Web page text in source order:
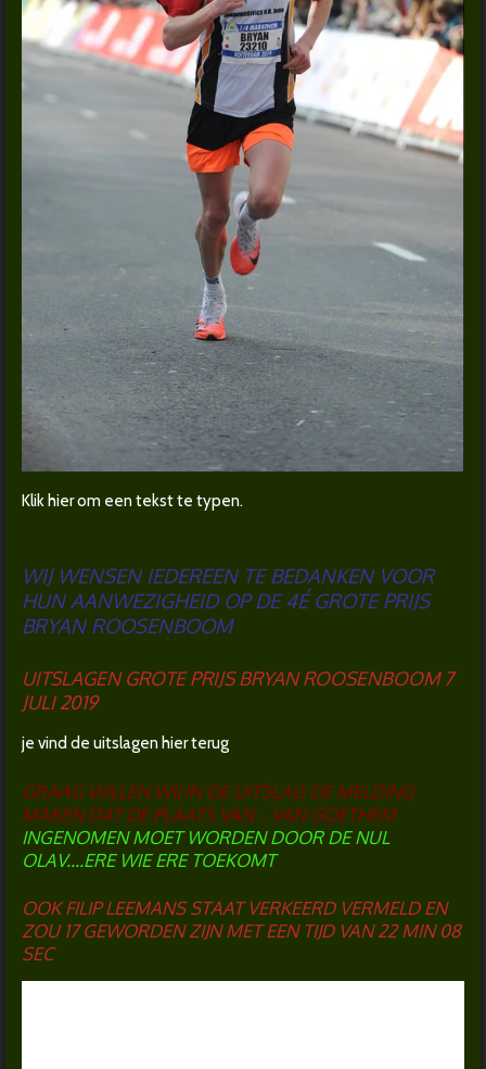
Klik hier om een tekst te typen.
WIJ WENSEN IEDEREEN TE BEDANKEN VOOR
HUN AANWEZIGHEID OP DE 4É GROTE PRIJS
BRYAN ROOSENBOOM
UITSLAGEN GROTE PRIJS BRYAN ROOSENBOOM 7
JULI 2019
je vind de uitslagen hier terug
GRAAG WILLEN WIJ IN DE UITSLAG DE MELDING
MAKEN DAT DE PLAATS VAN .. VAN GOETHEM
INGENOMEN MOET WORDEN DOOR DE NUL
OLAV....ERE WIE ERE TOEKOMT
OOK FILIP LEEMANS STAAT VERKEERD VERMELD EN
ZOU 17 GEWORDEN ZIJN MET EEN TIJD VAN 22 MIN 08
SEC